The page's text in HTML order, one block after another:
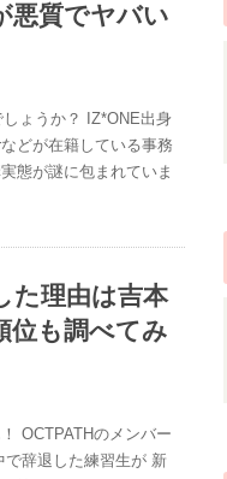
悪質でヤバい
ょうか？ IZ*ONE出身
どが在籍している事務
態が謎に包まれていま
た理由は吉本
位も調べてみ
OCTPATHのメンバー
辞退した練習生が 新